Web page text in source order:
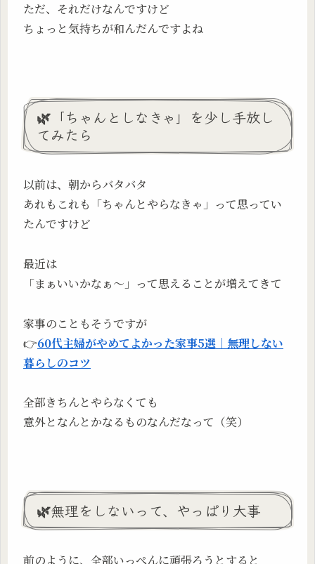
ただ、それだけなんですけど
ちょっと気持ちが和んだんですよね
🌿「ちゃんとしなきゃ」を少し手放し
てみたら
以前は、朝からバタバタ
あれもこれも「ちゃんとやらなきゃ」って思ってい
たんですけど
最近は
「まぁいいかなぁ〜」って思えることが増えてきて
家事のこともそうですが
👉60代主婦がやめてよかった家事5選｜無理しない
暮らしのコツ
全部きちんとやらなくても
意外となんとかなるものなんだなって（笑）
🌿無理をしないって、やっぱり大事
前のように、全部いっぺんに頑張ろうとすると